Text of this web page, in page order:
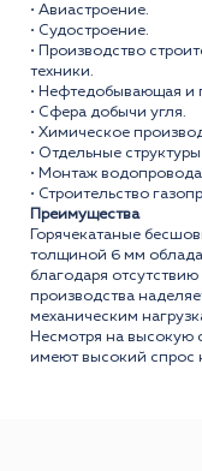
• Авиастроение.
• Судостроение.
• Производство
техники.
• Нефтедобывающая и
• Сфера добычи угля.
• Химическое
• Отдельные
• Монтаж
• Строительство
Преимущества
Горячекатаные
толщиной 6 мм
благодаря
производства
механическим
Несмотря на высокую
имеют высокий спрос